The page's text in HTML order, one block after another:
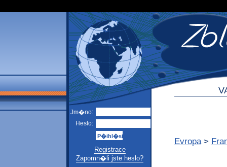
Jm�no:
Heslo:
Registrace
Zapomn�li jste heslo?
Evropa >